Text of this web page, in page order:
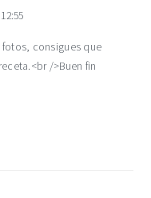
consigues que
/>Buen fin